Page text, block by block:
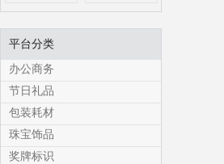
平台分类
办公商务
节日礼品
包装耗材
珠宝饰品
奖牌标识